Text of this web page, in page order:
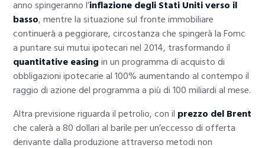
anno spingeranno l’inflazione degli Stati Uniti verso il
basso, mentre la situazione sul fronte immobiliare
continuerà a peggiorare, circostanza che spingerà la Fomc
a puntare sui mutui ipotecari nel 2014, trasformando il
quantitative easingin un programma di acquisto di
obbligazioni ipotecarie al 100% aumentando al contempo il
raggio di azione del programma a più di 100 miliardi al mese.
Altra previsione riguarda il petrolio, con il prezzo del Brent
che calerà a 80 dollari al barile per un’eccesso di offerta
derivante dalla produzione attraverso metodi non